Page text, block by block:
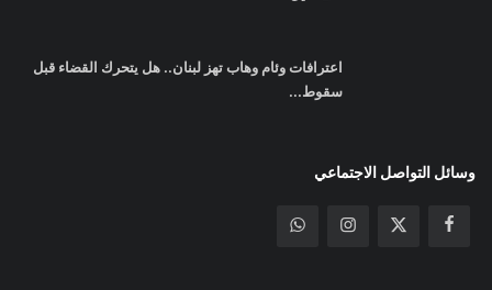
اعترافات وئام وهاب تهز لبنان.. هل يتحرك القضاء قبل
سقوط...
وسائل التواصل الاجتماعي